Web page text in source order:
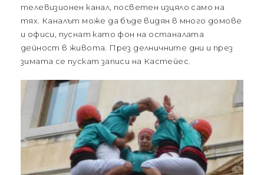
телевизионен канал, посветен изцяло само на
тях. Каналът може да бъде видян в много домове
и офиси, пуснат като фон на останалата
дейност в живота. През делничните дни и през
зимата се пускат записи на Кастейес.